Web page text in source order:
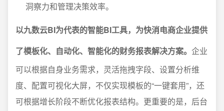
洞察力和管理决策效率。
以九数云BI为代表的智能BI工具，为快消电商企业提供
了模板化、自动化、智能化的财务报表解决方案。 企业
可以根据自身业务需求，灵活拖拽字段、设置分析维
度、配置可视化大屏，不仅实现模板的“一键套用”，还
可根据增长阶段不断优化报表结构。更重要的是，后台